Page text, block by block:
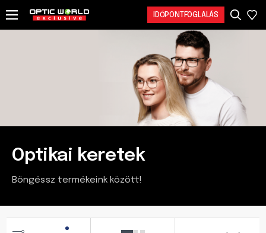
IDŐPONTFOGLALÁS
Optikai keretek
Böngéssz termékeink között!